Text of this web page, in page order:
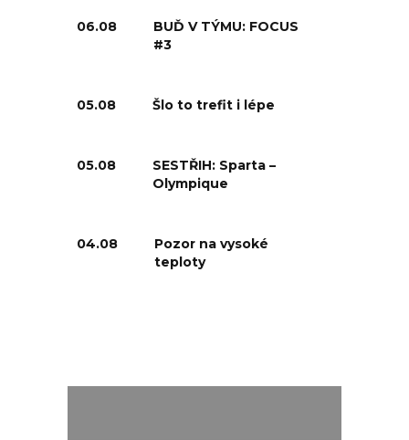
06.08
BUĎ V TÝMU: FOCUS
#3
05.08 Šlo to trefit i lépe
05.08
SESTŘIH: Sparta –
Olympique
04.08
Pozor na vysoké
teploty